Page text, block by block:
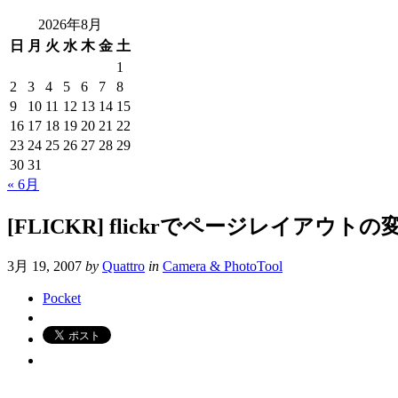
2026年8月
日
月 火 水 木 金 土
1
2
3 4 5 6 7
8
9
10 11 12 13 14 15
16 17 18 19 20 21 22
23 24 25 26 27 28 29
30 31
« 6月
[FLICKR] flickrでページレイアウトの
3月 19, 2007 by Quattro in Camera & PhotoTool
Pocket